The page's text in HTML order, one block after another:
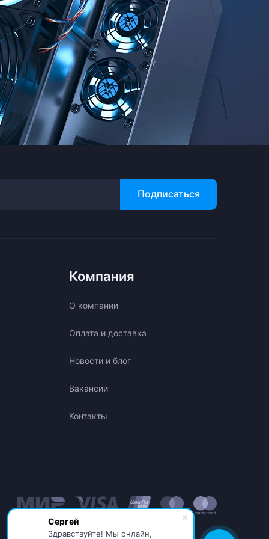
Сергей
Здравствуйте! Мы онлайн,
Подписаться
Компания
О компании
Оплата и доставка
Новости и блог
Вакансии
Контакты